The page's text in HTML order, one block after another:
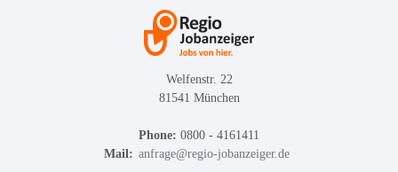
Welfenstr. 22
81541 München
Phone: 0800 - 4161411
Mail: anfrage@regio-jobanzeiger.de